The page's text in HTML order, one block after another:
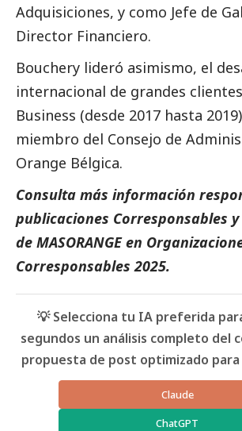
Adquisiciones, y como Jefe de
Director Financiero.
Bouchery lideró asimismo, el
internacional de grandes
Business (desde 2017 hasta
miembro del Consejo de
Orange Bélgica.
Consulta más información
publicaciones Corresponsables
de MASORANGEen
Corresponsables 2025.
💡 Selecciona tu IA preferida
segundos un análisis completo del
propuesta de post optimizado para
Claude
ChatGPT